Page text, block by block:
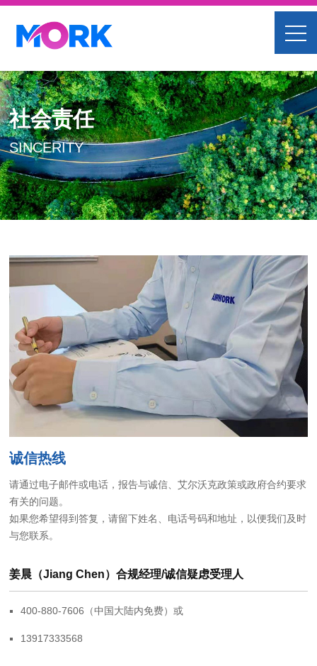
社会责任
SINCERITY
诚信热线
请通过电子邮件或电话，报告与诚信、艾尔沃克政策或政府合约要求
有关的问题。
如果您希望得到答复，请留下姓名、电话号码和地址，以便我们及时
与您联系。
姜晨（Jiang Chen）合规经理/诚信疑虑受理人
400-880-7606（中国大陆内免费）或
13917333568